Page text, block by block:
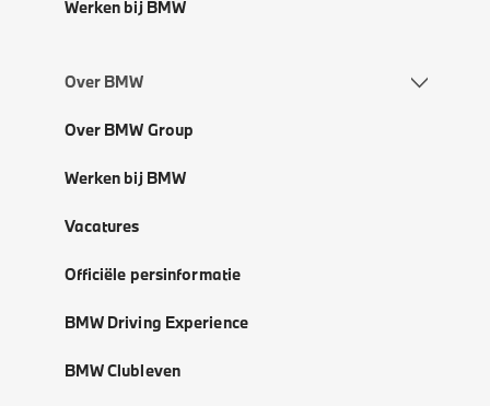
Werken bij BMW
Over BMW
Over BMW Group
Werken bij BMW
Vacatures
Officiële persinformatie
BMW Driving Experience
BMW Clubleven